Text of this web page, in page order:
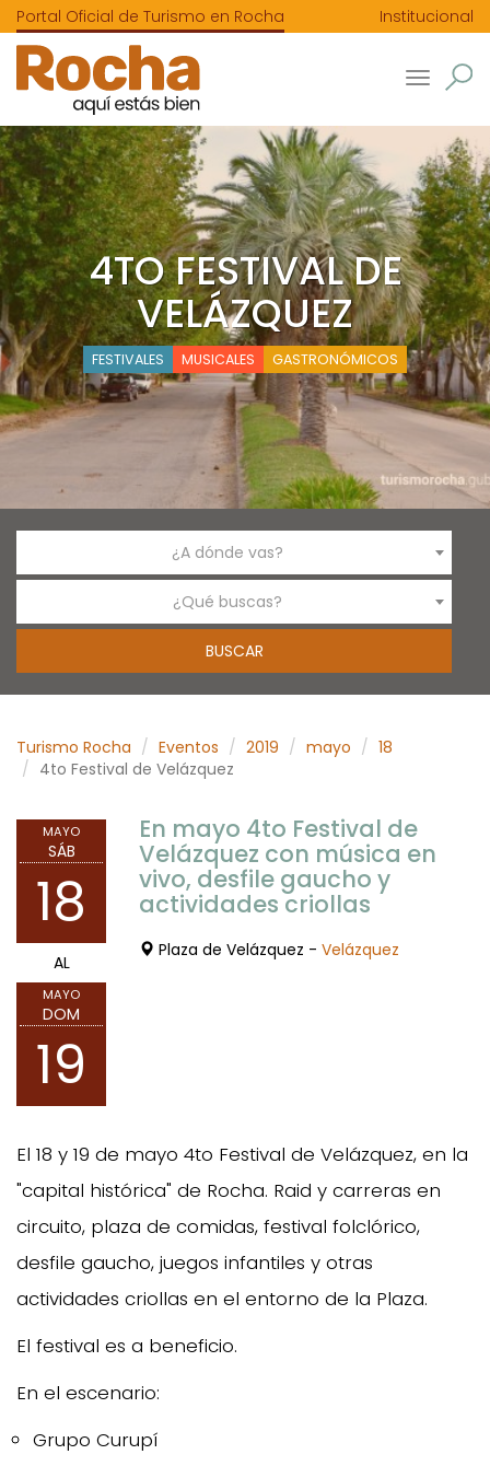
Portal Oficial de Turismo en Rocha Institucional
Toggle
4TO FESTIVAL DE
VELÁZQUEZ
FESTIVALES MUSICALES GASTRONÓMICOS
¿A dónde vas?
¿Qué buscas?
Turismo Rocha Eventos 2019 mayo
18
4to Festival de Velázquez
MAYO
SÁB
18
AL
MAYO
DOM
19
En mayo 4to Festival de
Velázquez con música en
vivo, desfile gaucho y
actividades criollas
Plaza de Velázquez - Velázquez
El 18 y 19 de mayo 4to Festival de Velázquez, en la
"capital histórica" de Rocha. Raid y carreras en
circuito, plaza de comidas, festival folclórico,
desfile gaucho, juegos infantiles y otras
actividades criollas en el entorno de la Plaza.
El festival es a beneficio.
En el escenario:
Grupo Curupí